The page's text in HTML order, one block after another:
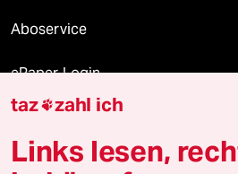
Aboservice
ePaper Login
Downloads für Abonnierende
taz zahl ich
Links lesen,